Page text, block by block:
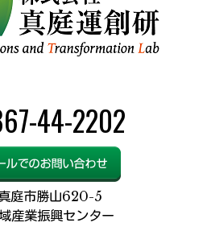
44-2202
庭市勝山620-5
産業振興センター